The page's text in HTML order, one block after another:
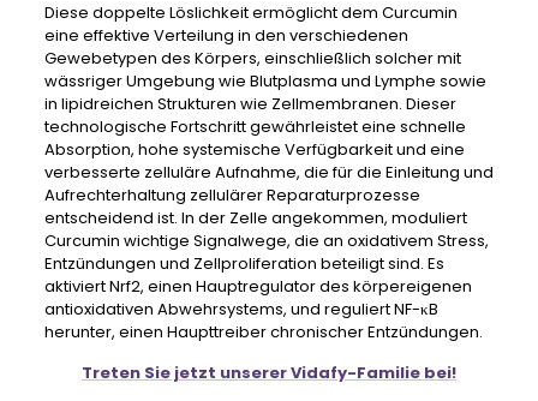
Diese doppelte Löslichkeit ermöglicht dem Curcumin
eine effektive Verteilung in den verschiedenen
Gewebetypen des Körpers, einschließlich solcher mit
wässriger Umgebung wie Blutplasma und Lymphe sowie
in lipidreichen Strukturen wie Zellmembranen. Dieser
technologische Fortschritt gewährleistet eine schnelle
Absorption, hohe systemische Verfügbarkeit und eine
verbesserte zelluläre Aufnahme, die für die Einleitung und
Aufrechterhaltung zellulärer Reparaturprozesse
entscheidend ist. In der Zelle angekommen, moduliert
Curcumin wichtige Signalwege, die an oxidativem Stress,
Entzündungen und Zellproliferation beteiligt sind. Es
aktiviert Nrf2, einen Hauptregulator des körpereigenen
antioxidativen Abwehrsystems, und reguliert NF-κB
herunter, einen Haupttreiber chronischer Entzündungen.
Treten Sie jetzt unserer Vidafy-Familie bei!